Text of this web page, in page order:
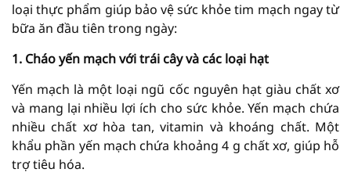
loại thực phẩm giúp bảo vệ sức khỏe tim mạch ngay từ
bữa ăn đầu tiên trong ngày:
1. Cháo yến mạch với trái cây và các loại hạt
Yến mạch là một loại ngũ cốc nguyên hạt giàu chất xơ
và mang lại nhiều lợi ích cho sức khỏe. Yến mạch chứa
nhiều chất xơ hòa tan, vitamin và khoáng chất. Một
khẩu phần yến mạch chứa khoảng 4 g chất xơ, giúp hỗ
trợ tiêu hóa.